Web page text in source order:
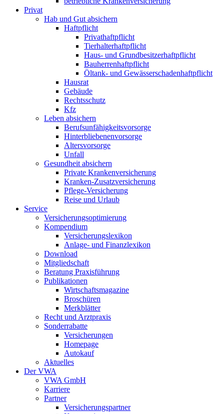
Privat
Hab und Gut absichern
Haftpflicht
Privathaftpflicht
Tierhalterhaftpflicht
Haus- und Grundbesitzerhaftpflicht
Bauherrenhaftpflicht
Öltank- und Gewässerschadenhaftpflicht
Hausrat
Gebäude
Rechtsschutz
Kfz
Leben absichern
Berufsunfähigkeitsvorsorge
Hinterbliebenenvorsorge
Altersvorsorge
Unfall
Gesundheit absichern
Private Krankenversicherung
Kranken-Zusatzversicherung
Pflege-Versicherung
Reise und Urlaub
Service
Versicherungsoptimierung
Kompendium
Versicherungslexikon
Anlage- und Finanzlexikon
Download
Mitgliedschaft
Beratung Praxisführung
Publikationen
Wirtschaftsmagazine
Broschüren
Merkblätter
Recht und Arztpraxis
Sonderrabatte
Versicherungen
Homepage
Autokauf
Aktuelles
Der VWA
VWA GmbH
Karriere
Partner
Versicherungspartner